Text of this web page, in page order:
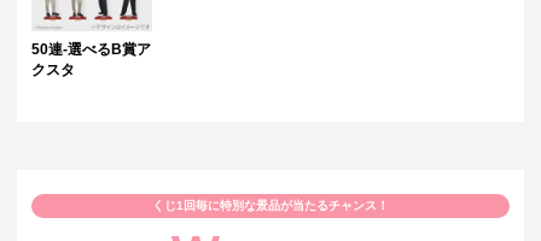
50連-選べるB賞ア
クスタ
くじ1回毎に特別な景品が当たるチャンス！